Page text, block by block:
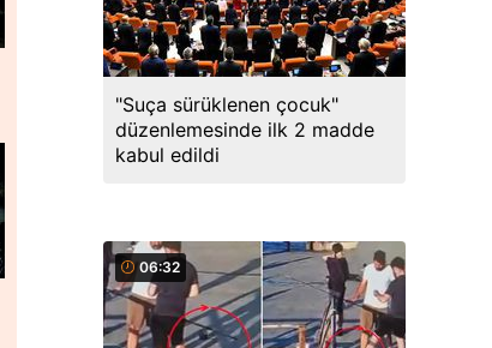
"Suça sürüklenen çocuk"
düzenlemesinde ilk 2 madde
kabul edildi
06:32